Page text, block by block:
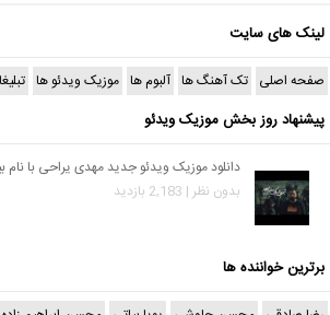
لینک های سایت
صفحه اصلی تک آهنگ ها آلبوم ها موزیک ویدئو ها
پیشنهاد روز بخش موزیک ویدئو
دانلود موزیک ویدئو جدید مهدی یراحی با
بدون نظر | 2,183 بازدید
برترین خواننده ها